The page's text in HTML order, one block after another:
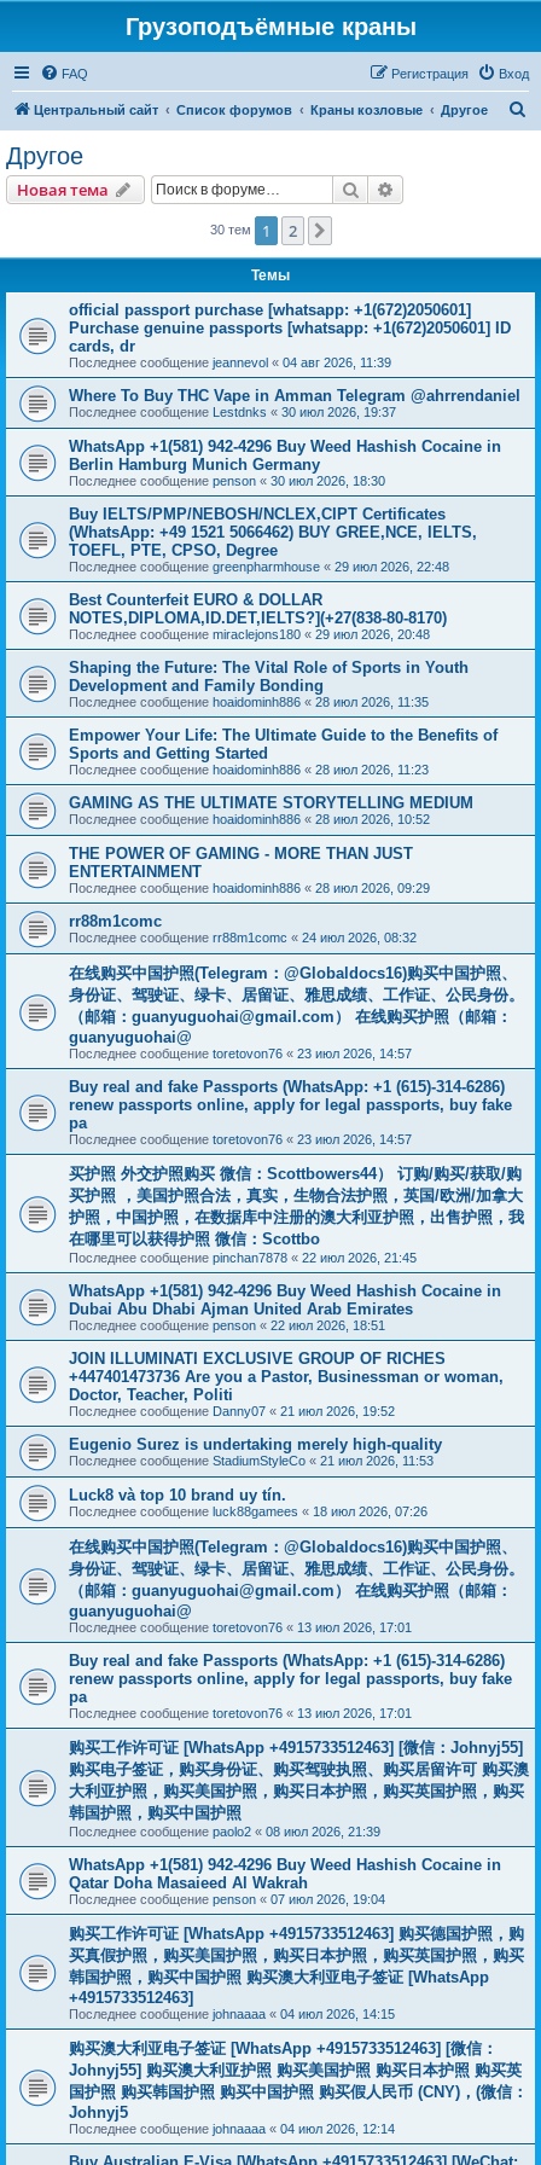
Грузоподъёмные краны
FAQ Вход
Регистрация
Центральный сайт Список форумов Краны козловые Другое
Другое
Новая тема Поиск
30 тем 1 2
Темы
official passport purchase [whatsapp: +1(672)2050601]
Purchase genuine passports [whatsapp: +1(672)2050601] ID
cards, dr
Последнее сообщение jeannevol « 04 авг 2026, 11:39
Where To Buy THC Vape in Amman Telegram @ahrrendaniel
Последнее сообщение Lestdnks « 30 июл 2026, 19:37
WhatsApp +1(581) 942-4296 Buy Weed Hashish Cocaine in
Berlin Hamburg Munich Germany
Последнее сообщение penson « 30 июл 2026, 18:30
Buy IELTS/PMP/NEBOSH/NCLEX,CIPT Certificates
(WhatsApp: +49 1521 5066462) BUY GREE,NCE, IELTS,
TOEFL, PTE, CPSO, Degree
Последнее сообщение greenpharmhouse « 29 июл 2026, 22:48
Best Counterfeit EURO & DOLLAR
NOTES,DIPLOMA,ID.DET,IELTS?](+27(838-80-8170)
Последнее сообщение miraclejons180 « 29 июл 2026, 20:48
Shaping the Future: The Vital Role of Sports in Youth
Development and Family Bonding
Последнее сообщение hoaidominh886 « 28 июл 2026, 11:35
Empower Your Life: The Ultimate Guide to the Benefits of
Sports and Getting Started
Последнее сообщение hoaidominh886 « 28 июл 2026, 11:23
GAMING AS THE ULTIMATE STORYTELLING MEDIUM
Последнее сообщение hoaidominh886 « 28 июл 2026, 10:52
THE POWER OF GAMING - MORE THAN JUST
ENTERTAINMENT
Последнее сообщение hoaidominh886 « 28 июл 2026, 09:29
rr88m1comc
Последнее сообщение rr88m1comc « 24 июл 2026, 08:32
在线购买中国护照(Telegram：@Globaldocs16)购买中国护照、
身份证、驾驶证、绿卡、居留证、雅思成绩、工作证、公民身份。
（邮箱： guanyuguohai@gmail.com ） 在线购买护照（邮箱：
guanyuguohai@
Последнее сообщение toretovon76 « 23 июл 2026, 14:57
Buy real and fake Passports (WhatsApp: +1 (615)-314-6286)
renew passports online, apply for legal passports, buy fake
pa
Последнее сообщение toretovon76 « 23 июл 2026, 14:57
买护照 外交护照购买 微信：Scottbowers44） 订购/购买/获取/购
买护照 ，美国护照合法，真实，生物合法护照，英国/欧洲/加拿大
护照，中国护照，在数据库中注册的澳大利亚护照，出售护照，我
在哪里可以获得护照 微信：Scottbo
Последнее сообщение pinchan7878 « 22 июл 2026, 21:45
WhatsApp +1(581) 942-4296 Buy Weed Hashish Cocaine in
Dubai Abu Dhabi Ajman United Arab Emirates
Последнее сообщение penson « 22 июл 2026, 18:51
JOIN ILLUMINATI EXCLUSIVE GROUP OF RICHES
+447401473736 Are you a Pastor, Businessman or woman,
Doctor, Teacher, Politi
Последнее сообщение Danny07 « 21 июл 2026, 19:52
Eugenio Surez is undertaking merely high-quality
Последнее сообщение StadiumStyleCo « 21 июл 2026, 11:53
Luck8 và top 10 brand uy tín.
Последнее сообщение luck88gamees « 18 июл 2026, 07:26
在线购买中国护照(Telegram：@Globaldocs16)购买中国护照、
身份证、驾驶证、绿卡、居留证、雅思成绩、工作证、公民身份。
（邮箱： guanyuguohai@gmail.com ） 在线购买护照（邮箱：
guanyuguohai@
Последнее сообщение toretovon76 « 13 июл 2026, 17:01
Buy real and fake Passports (WhatsApp: +1 (615)-314-6286)
renew passports online, apply for legal passports, buy fake
pa
Последнее сообщение toretovon76 « 13 июл 2026, 17:01
购买工作许可证 [WhatsApp +4915733512463] [微信：Johnyj55]
购买电子签证，购买身份证、购买驾驶执照、购买居留许可 购买澳
大利亚护照，购买美国护照，购买日本护照，购买英国护照，购买
韩国护照，购买中国护照
Последнее сообщение paolo2 « 08 июл 2026, 21:39
WhatsApp +1(581) 942-4296 Buy Weed Hashish Cocaine in
Qatar Doha Masaieed Al Wakrah
Последнее сообщение penson « 07 июл 2026, 19:04
购买工作许可证 [WhatsApp +4915733512463] 购买德国护照，购
买真假护照，购买美国护照，购买日本护照，购买英国护照，购买
韩国护照，购买中国护照 购买澳大利亚电子签证 [WhatsApp
+4915733512463]
Последнее сообщение johnaaaa « 04 июл 2026, 14:15
购买澳大利亚电子签证 [WhatsApp +4915733512463] [微信：
Johnyj55] 购买澳大利亚护照 购买美国护照 购买日本护照 购买英
国护照 购买韩国护照 购买中国护照 购买假人民币 (CNY)，(微信：
Johnyj5
Последнее сообщение johnaaaa « 04 июл 2026, 12:14